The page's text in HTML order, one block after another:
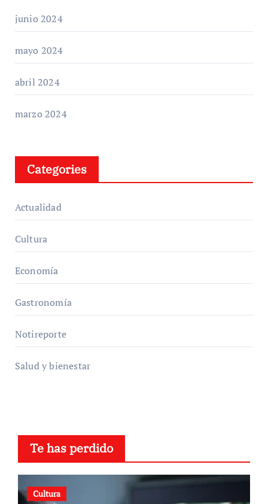
junio 2024
mayo 2024
abril 2024
marzo 2024
Categories
Actualidad
Cultura
Economía
Gastronomía
Notireporte
Salud y bienestar
Te has perdido
Cultura